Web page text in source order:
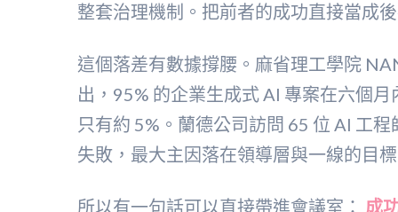
整套治理機制。把前者的成功直接當成
這個落差有數據撐腰。麻省理工學院
出，95% 的企業生成式 AI 專案在六個
只有約 5%。蘭德公司訪問 65 位 AI 工
失敗，最大主因落在領導層與一線的目
所以有一句話可以直接帶進會議室： 成